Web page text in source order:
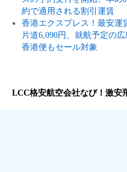
約で適用される割引運賃
香港エクスプレス！最安運
片道6,090円、就航予定の広
香港便もセール対象
LCC格安航空会社なび！激安